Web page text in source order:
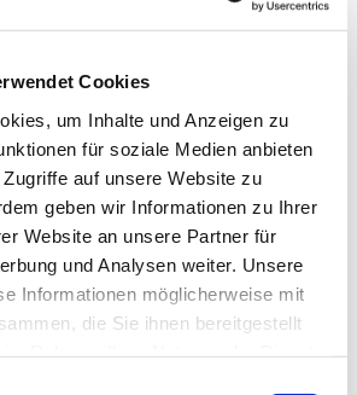
Cookies
um Inhalte und Anzeigen zu
für soziale Medien anbieten
auf unsere Website zu
geben wir Informationen zu Ihrer
Website an unsere Partner für
und Analysen weiter. Unsere
Informationen möglicherweise mit
die Sie ihnen bereitgestellt
darauf hin, dass Religion und
verbunden sein muss. „Und
Religion auch andere
Ausübung zu schützen
ist, kann wahrhaftige
sagte Harms.
muslimischen,
hatte das Bezirksamt ein
entwickelt, das den Dialog
respektierte – und das